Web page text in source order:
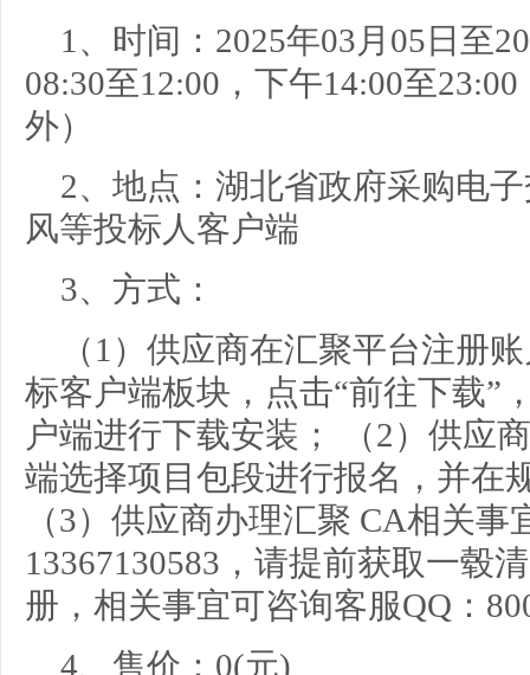
1、时间： 2025年03月05日 至
08:30至12:00 ，下午14:00至23:00
外）
2、地点： 湖北省政府采购电
风等投标人客户端
3、方式：
（1）供应商在汇聚平台注册
标客户端板块，点击“前往下载”
户端进行下载安装； （2）供应
端选择项目包段进行报名，并在
（3）供应商办理汇聚 CA相关事
13367130583，请提前获取一毂
册，相关事宜可咨询客服QQ：
4、售价： 0(元)